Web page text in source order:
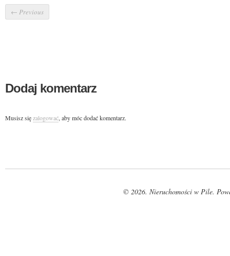
← Previous
Dodaj komentarz
Musisz sięzalogować, aby móc dodać komentarz.
© 2026. Nieruchomości w Pile.